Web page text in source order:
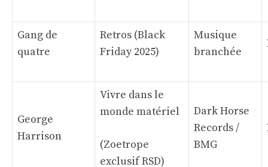
Gang de
quatre
Retros (Black
Friday 2025)
Musique
branchée
George
Harrison
Vivre dans le
monde matériel
(Zoetrope
exclusif RSD)
Dark Horse
Records /
BMG